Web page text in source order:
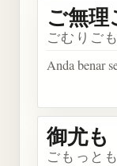
ご無
ごむりご
Anda benar
御尤も
ごもっとも